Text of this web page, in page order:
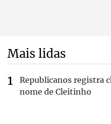
Mais lidas
Republicanos registra
nome de Cleitinho